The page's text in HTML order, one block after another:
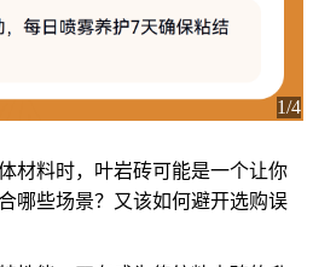
1/4
材料时，叶岩砖可能是一个让你
些场景？又该如何避开选购误